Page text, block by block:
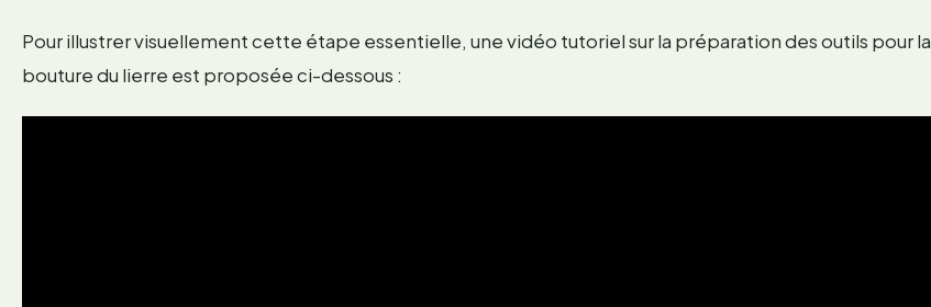
Pour illustrer visuellement cette étape essentielle, une vidéo tutoriel sur la préparation des outils pour la
bouture du lierre est proposée ci-dessous :